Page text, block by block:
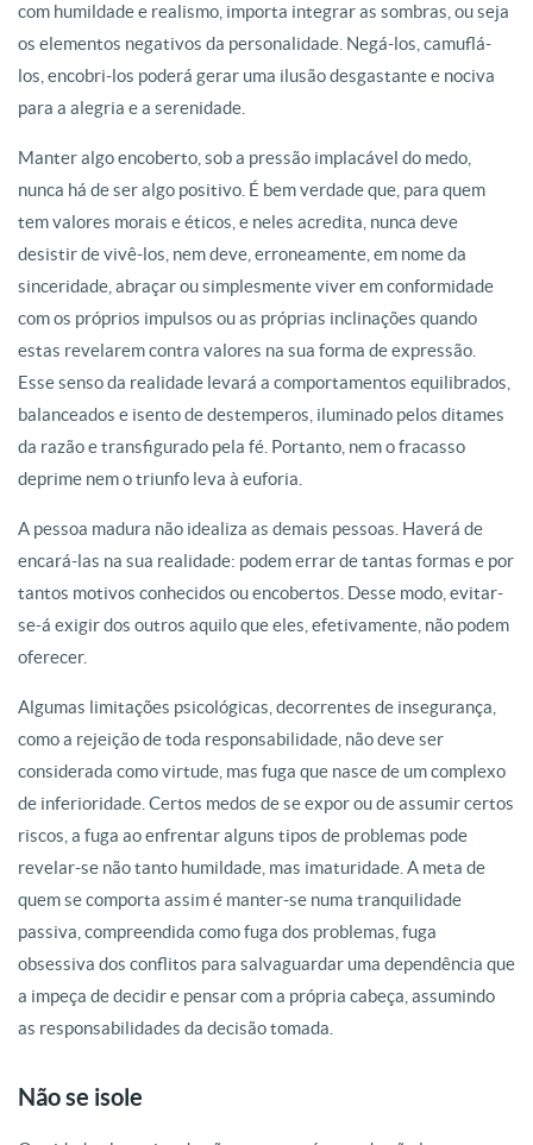
com humildade e realismo, importa integrar as sombras, ou seja
os elementos negativos da personalidade. Negá-los, camuflá-
los, encobri-los poderá gerar uma ilusão desgastante e nociva
para a alegria e a serenidade.
Manter algo encoberto, sob a pressão implacável do medo,
nunca há de ser algo positivo. É bem verdade que, para quem
tem valores morais e éticos, e neles acredita, nunca deve
desistir de vivê-los, nem deve, erroneamente, em nome da
sinceridade, abraçar ou simplesmente viver em conformidade
com os próprios impulsos ou as próprias inclinações quando
estas revelarem contra valores na sua forma de expressão.
Esse senso da realidade levará a comportamentos equilibrados,
balanceados e isento de destemperos, iluminado pelos ditames
da razão e transfigurado pela fé. Portanto, nem o fracasso
deprime nem o triunfo leva à euforia.
A pessoa madura não idealiza as demais pessoas. Haverá de
encará-las na sua realidade: podem errar de tantas formas e por
tantos motivos conhecidos ou encobertos. Desse modo, evitar-
se-á exigir dos outros aquilo que eles, efetivamente, não podem
oferecer.
Algumas limitações psicológicas, decorrentes de insegurança,
como a rejeição de toda responsabilidade, não deve ser
considerada como virtude, mas fuga que nasce de um complexo
de inferioridade. Certos medos de se expor ou de assumir certos
riscos, a fuga ao enfrentar alguns tipos de problemas pode
revelar-se não tanto humildade, mas imaturidade. A meta de
quem se comporta assim é manter-se numa tranquilidade
passiva, compreendida como fuga dos problemas, fuga
obsessiva dos conflitos para salvaguardar uma dependência que
a impeça de decidir e pensar com a própria cabeça, assumindo
as responsabilidades da decisão tomada.
Não se isole